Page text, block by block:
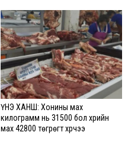
ҮНЭ ХАНШ: Хонины мах
килограмм нь 31500 бол үхрийн
мах 42800 төгрөгт хүрчээ